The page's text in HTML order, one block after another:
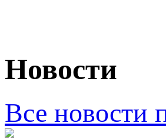
Новости
Все новости